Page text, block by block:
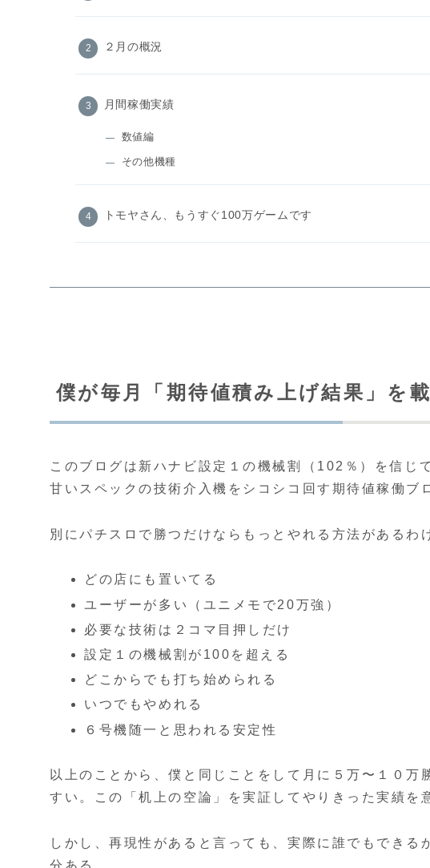
２月の概況
月間稼働実績
数値編
その他機種
トモヤさん、もうすぐ100万ゲームです
僕が毎月「期待値積み上げ結果」を
このブログは新ハナビ設定１の機械割（102％）を信
甘いスペックの技術介入機をシコシコ回す期待値稼働ブ
別にパチスロで勝つだけならもっとやれる方法があるわ
どの店にも置いてる
ユーザーが多い（ユニメモで20万強）
必要な技術は２コマ目押しだけ
設定１の機械割が100を超える
どこからでも打ち始められる
いつでもやめれる
６号機随一と思われる安定性
以上のことから、僕と同じことをして月に５万〜１０
すい。この「机上の空論」を実証してやりきった実績を
しかし、再現性があると言っても、実際に誰でもでき